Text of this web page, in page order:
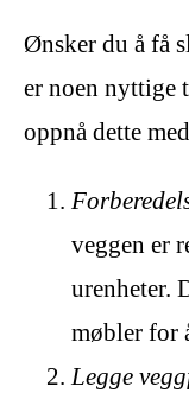
Ønsker du å få
er noen nyttige
oppnå dette
veggen er
urenheter.
møbler for
Legge